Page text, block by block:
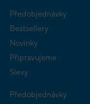
Předobjednávky
Bestsellery
Novinky
Připravujeme
Slevy
Předobjednávky